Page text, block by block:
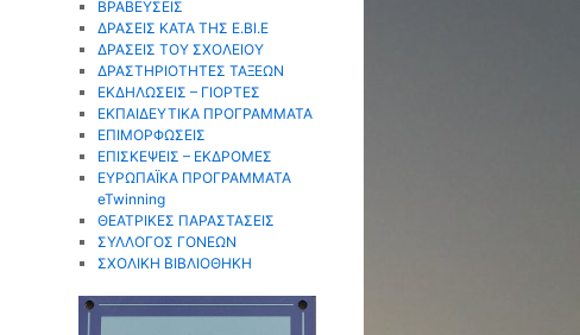
ΒΡΑΒΕΥΣΕΙΣ
ΔΡΑΣΕΙΣ ΚΑΤΑ ΤΗΣ Ε.ΒΙ.Ε
ΔΡΑΣΕΙΣ ΤΟΥ ΣΧΟΛΕΙΟΥ
ΔΡΑΣΤΗΡΙΟΤΗΤΕΣ ΤΑΞΕΩΝ
ΕΚΔΗΛΩΣΕΙΣ – ΓΙΟΡΤΕΣ
ΕΚΠΑΙΔΕΥΤΙΚΑ ΠΡΟΓΡΑΜΜΑΤΑ
ΕΠΙΜΟΡΦΩΣΕΙΣ
ΕΠΙΣΚΕΨΕΙΣ – ΕΚΔΡΟΜΕΣ
ΕΥΡΩΠΑΪΚΑ ΠΡΟΓΡΑΜΜΑΤΑ
eTwinning
ΘΕΑΤΡΙΚΕΣ ΠΑΡΑΣΤΑΣΕΙΣ
ΣΥΛΛΟΓΟΣ ΓΟΝΕΩΝ
ΣΧΟΛΙΚΗ ΒΙΒΛΙΟΘΗΚΗ